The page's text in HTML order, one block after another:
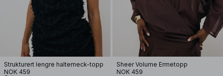
Strukturert lengre halterneck-topp
NOK 459
Sheer Volume Ermetopp
NOK 459